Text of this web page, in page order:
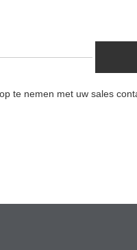
te nemen met uw sales